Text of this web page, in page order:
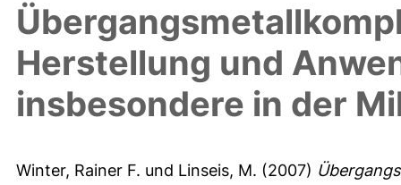
Herstellung und
insbesondere in der
Winter, Rainer F. und Linseis, M. (2007)